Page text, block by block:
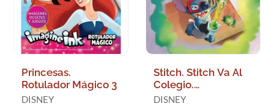
Princesas.
Rotulador Mágico 3
DISNEY
Stitch. Stitch Va Al
Colegio.
Pequecuentos
DISNEY